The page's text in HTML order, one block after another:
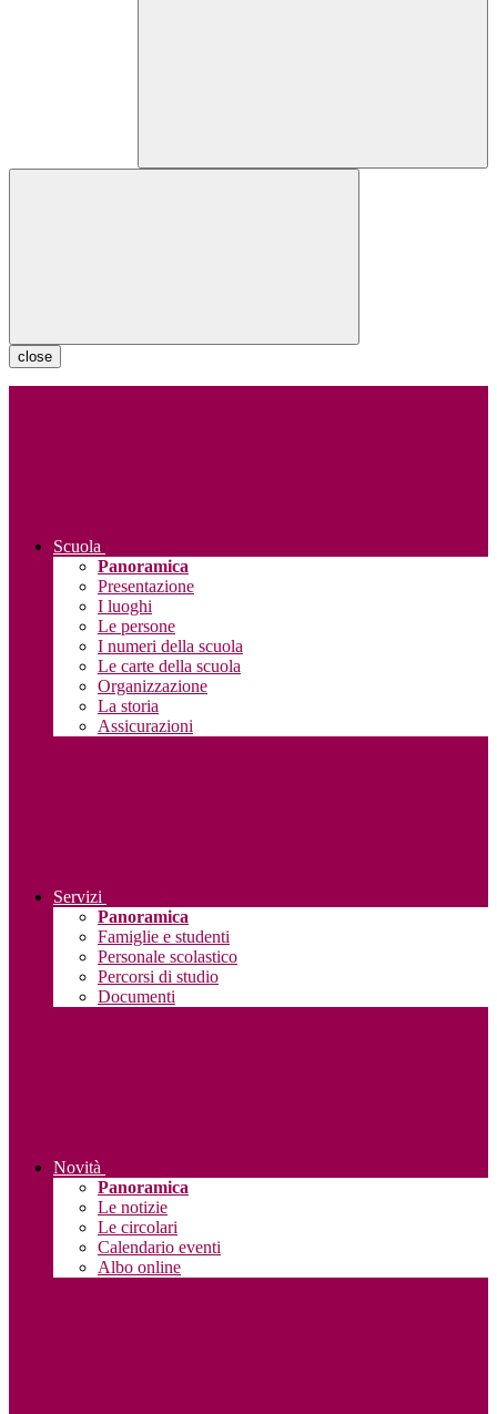
close
Scuola
Panoramica
Presentazione
I luoghi
Le persone
I numeri della scuola
Le carte della scuola
Organizzazione
La storia
Assicurazioni
Servizi
Panoramica
Famiglie e studenti
Personale scolastico
Percorsi di studio
Documenti
Novità
Panoramica
Le notizie
Le circolari
Calendario eventi
Albo online